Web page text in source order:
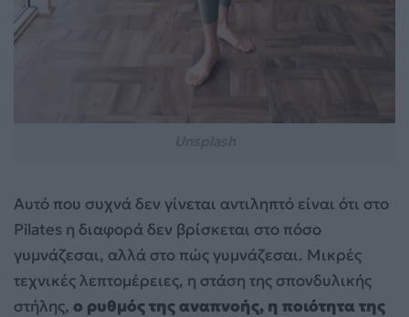
Αυτό που συχνά δεν γίνεται αντιληπτό είναι ότι στο
Pilates η διαφορά δεν βρίσκεται στο πόσο
γυμνάζεσαι, αλλά στο πώς γυμνάζεσαι. Μικρές
τεχνικές λεπτομέρειες, η στάση της σπονδυλικής
στήλης, ο ρυθμός της αναπνοής, η ποιότητα της